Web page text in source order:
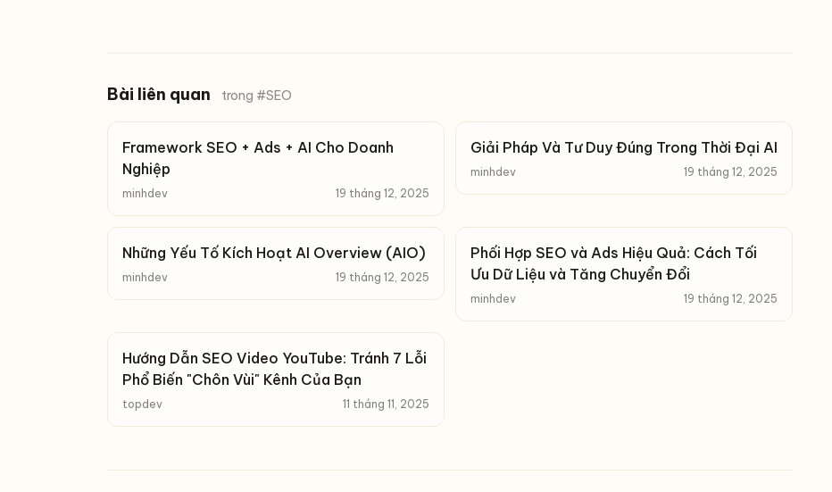
Bài liên quan trong #SEO
Framework SEO + Ads + AI Cho Doanh
Nghiệp
minhdev 19 tháng 12, 2025
Giải Pháp Và Tư Duy Đúng Trong Thời Đại AI
minhdev 19 tháng 12, 2025
Những Yếu Tố Kích Hoạt AI Overview (AIO)
minhdev 19 tháng 12, 2025
Phối Hợp SEO và Ads Hiệu Quả: Cách Tối
Ưu Dữ Liệu và Tăng Chuyển Đổi
minhdev 19 tháng 12, 2025
Hướng Dẫn SEO Video YouTube: Tránh 7 Lỗi
Phổ Biến "Chôn Vùi" Kênh Của Bạn
topdev 11 tháng 11, 2025